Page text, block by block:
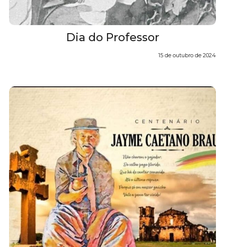
Dia do Professor
15 de outubro de 2024